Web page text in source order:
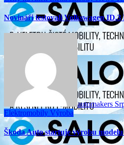
Novináři testovali Volkswagen ID.3
automakers
Elektromobily Výroba
Škoda Auto startuje výrobu